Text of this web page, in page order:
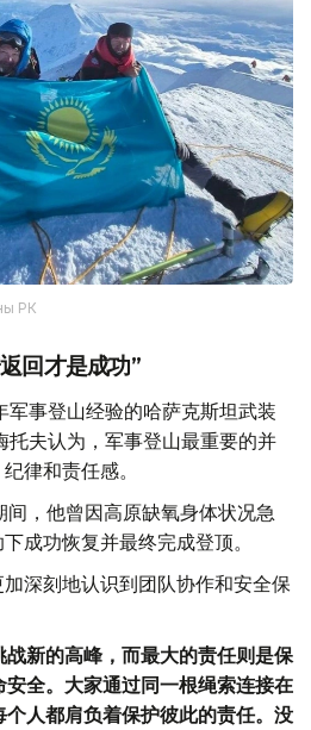
РК
回才是成功”
事登山经验的哈萨克斯坦武装
托夫认为，军事登山最重要的并
律和责任感。
，他曾因高原缺氧身体状况急
成功恢复并最终完成登顶。
深刻地认识到团队协作和安全保
新的高峰，而最大的责任则是保
全。大家通过同一根绳索连接在
人都肩负着保护彼此的责任。没